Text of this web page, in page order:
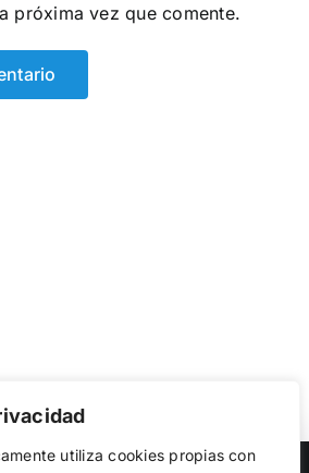
utiliza cookies propias con
próxima vez que comente.
la web, medir su uso y mejorar